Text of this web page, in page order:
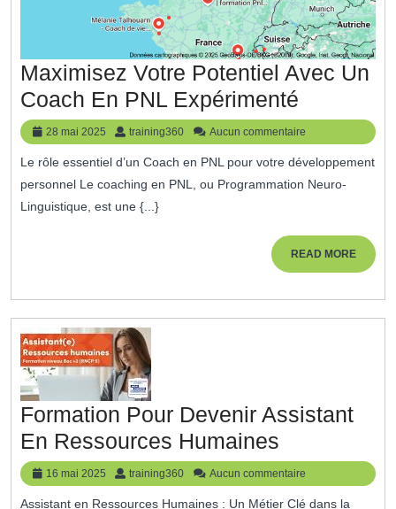
Maximisez Votre Potentiel Avec Un
Coach En PNL Expérimenté
Votre
Potentiel
Avec
Coach
En
28 mai 2025
28
mai
2025
training360 training360
Aucun commentaire
Le rôle essentiel d’un Coach en PNL pour votre développement
personnel Le coaching en PNL, ou Programmation Neuro-
Linguistique, est une {...}
READ MOREREAD
MORE
Formation Pour Devenir Assistant
En Ressources Humaines
Pour
Devenir
16 mai 2025
16
mai
2025
training360 training360
Aucun commentaire
Assistant en Ressources Humaines : Un Métier Clé dans la